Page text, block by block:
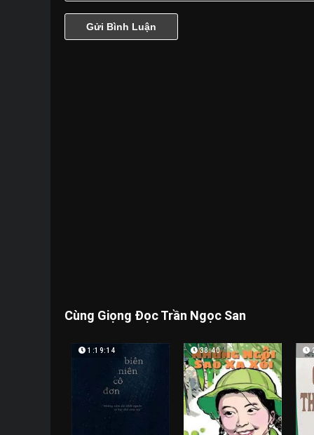
Cùng Giọng Đọc Trần Ngọc San
1:19:14 38:40